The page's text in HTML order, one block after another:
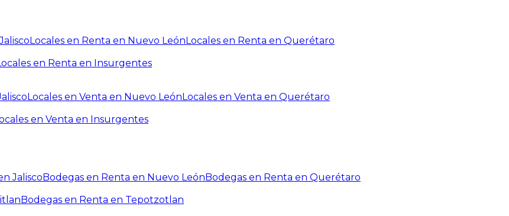
Locales en Renta en Nuevo LeónLocales en Renta en Querétaro
en Renta en Insurgentes
Locales en Venta en Nuevo LeónLocales en Venta en Querétaro
en Venta en Insurgentes
JaliscoBodegas en Renta en Nuevo LeónBodegas en Renta en Querétaro
Bodegas en Renta en Tepotzotlan